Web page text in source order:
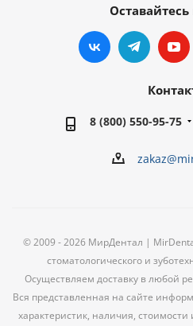
Оставайтесь
8 (800) 550-95-75
© 2009 - 2026 МирДентал |
стоматологического и
Осуществляем доставку в любой
Вся представленная на сайте
характеристик, наличия,